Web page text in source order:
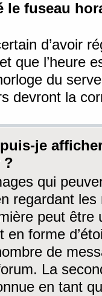
le fuseau
d’avoir
que l’heure
du
devront la
je
?
qui
regardant
peut être
en forme
de
La
en tant